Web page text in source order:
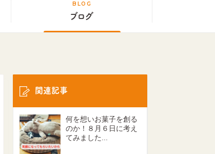
BLOG
ブログ
関連記事
何を想いお菓子を創る
のか！８月６日に考え
てみました...